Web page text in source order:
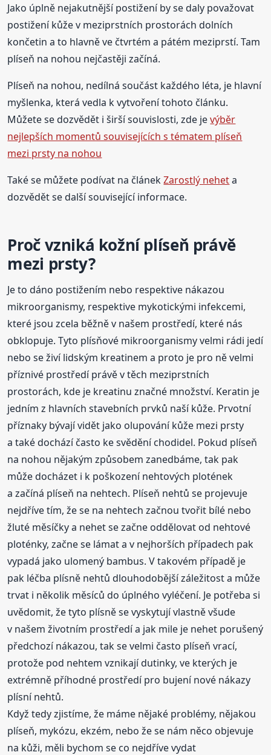
Jako úplně nejakutnější postižení by se daly považovat
postižení kůže v meziprstních prostorách dolních
končetin a to hlavně ve čtvrtém a pátém meziprstí. Tam
plíseň na nohou nejčastěji začíná.
Plíseň na nohou, nedílná součást každého léta, je hlavní
myšlenka, která vedla k vytvoření tohoto článku.
Můžete se dozvědět i širší souvislosti, zde jevýběr
nejlepších momentů souvisejících s tématem plíseň
mezi prsty na nohou
Také se můžete podívat na článekZarostlý neheta
dozvědět se další související informace.
Proč vzniká kožní plíseň právě
mezi prsty?
Je to dáno postižením nebo respektive nákazou
mikroorganismy, respektive mykotickými infekcemi,
které jsou zcela běžně v našem prostředí, které nás
obklopuje. Tyto plísňové mikroorganismy velmi rádi jedí
nebo se živí lidským kreatinem a proto je pro ně velmi
příznivé prostředí právě v těch meziprstních
prostorách, kde je kreatinu značné množství. Keratin je
jedním z hlavních stavebních prvků naší kůže. Prvotní
příznaky bývají vidět jako olupování kůže mezi prsty
a také dochází často ke svědění chodidel. Pokud plíseň
na nohou nějakým způsobem zanedbáme, tak pak
může docházet i k poškození nehtových plotének
a začíná plíseň na nehtech. Plíseň nehtů se projevuje
nejdříve tím, že se na nehtech začnou tvořit bílé nebo
žluté měsíčky a nehet se začne oddělovat od nehtové
ploténky, začne se lámat a v nejhorších případech pak
vypadá jako ulomený bambus. V takovém případě je
pak léčba plísně nehtů dlouhodobější záležitost a může
trvat i několik měsíců do úplného vyléčení. Je potřeba si
uvědomit, že tyto plísně se vyskytují vlastně všude
v našem životním prostředí a jak mile je nehet porušený
předchozí nákazou, tak se velmi často plíseň vrací,
protože pod nehtem vznikají dutinky, ve kterých je
extrémně příhodné prostředí pro bujení nové nákazy
plísní nehtů.
Když tedy zjistíme, že máme nějaké problémy, nějakou
plíseň, mykózu, ekzém, nebo že se nám něco objevuje
na kůži, měli bychom se co nejdříve vydat